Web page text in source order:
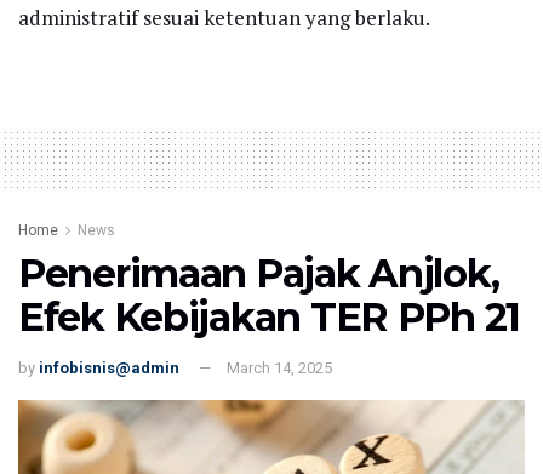
administratif sesuai ketentuan yang berlaku.
Home News
Penerimaan Pajak Anjlok,
Efek Kebijakan TER PPh 21
by infobisnis@admin March 14, 2025